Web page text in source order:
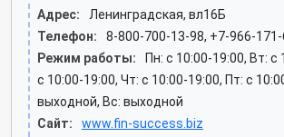
Адрес:
Ленинградская, вл16Б
Телефон:
8-800-700-13-98, +7-966-
Режим работы:
Пн: c 10:00-19:00, Вт: c
c 10:00-19:00, Чт: c 10:00-19:00, Пт: c
выходной, Вс: выходной
Сайт:
www.fin-success.biz